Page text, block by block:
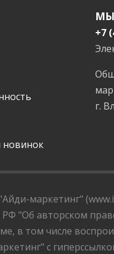
новинок
+7
г.
маркетинг"
"Об авторском
в том числе
с